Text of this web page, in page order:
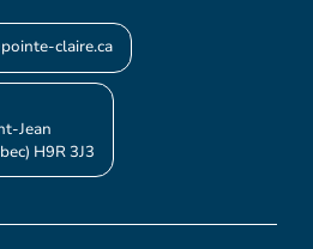
claire.ca
Jean
H9R 3J3